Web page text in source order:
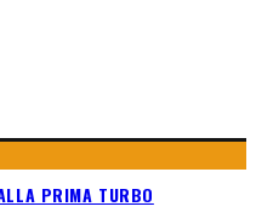
PRIMA TURBO